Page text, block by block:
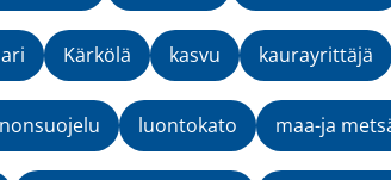
Kärkölä kasvu kaurayrittäjä
luontokato maa-ja